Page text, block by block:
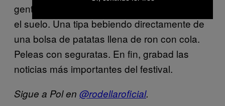
gente que se ha cagado encima llorando en
el suelo. Una tipa bebiendo directamente de
una bolsa de patatas llena de ron con cola.
Peleas con seguratas. En fin, grabad las
noticias más importantes del festival.
Sigue a Pol en @rodellaroficial.